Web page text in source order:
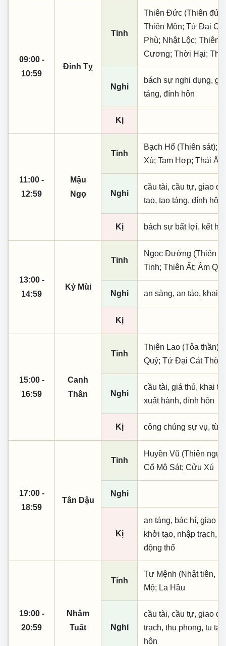
09:00 -
10:59
Đinh Tỵ
Tinh
Thiên Đức (Thiên
Thiên Môn; Tứ Đại
Phù; Nhật Lộc; Thiên
Cương; Thời Hại;
Nghi
bách sự nghi dụng,
táng, đính hôn
Kị
11:00 -
12:59
Mậu
Ngọ
Tinh
Bạch Hổ (Thiên sát);
Xú; Tam Hợp; Thái
Nghi
cầu tài, cầu tự, giao
tạo, tạo táng, đính hôn
Kị bách sự bất lợi, kết
13:00 -
14:59
Kỷ Mùi
Tinh
Ngọc Đường (Thiên
Tinh; Thiên Ất; Âm Quý
Nghi an sàng, an táo, khai
Kị
15:00 -
16:59
Canh
Thân
Tinh
Thiên Lao (Tỏa
Quỷ; Tứ Đại Cát Thời;
Nghi
cầu tài, giá thú, khai
xuất hành, đính hôn
Kị công chúng sự vụ, từ
17:00 -
18:59
Tân Dậu
Tinh
Huyền Vũ (Thiên
Cổ Mộ Sát; Cửu Xú
Nghi
Kị
an táng, bác hí, giao
khởi tạo, nhập trạch,
động thổ
19:00 -
20:59
Nhâm
Tuất
Tinh
Tư Mệnh (Nhật tiên,
Mộ; La Hầu
Nghi
cầu tài, cầu tự, giao
trạch, thụ phong, tu
hôn